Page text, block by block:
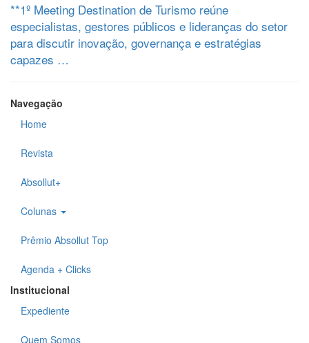
**1º Meeting Destination de Turismo reúne
especialistas, gestores públicos e lideranças do setor
para discutir inovação, governança e estratégias
capazes …
Navegação
Home
Revista
Absollut+
Colunas
Prêmio Absollut Top
Agenda + Clicks
Institucional
Expediente
Quem Somos